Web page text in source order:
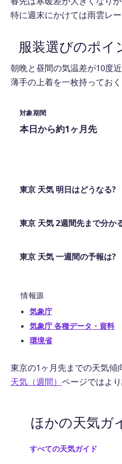
特に週末にかけては雨雲レ
服装選びのポイ
朝晩と昼間の気温差が10度
薄手の上着を一枚持っておく
対象期間
本日から約1ヶ月先
東京 天気 明日はどうなる?
東京 天気 2週間先まで分か
東京 天気 一週間の予報は?
情報源
気象庁
気象庁 各種データ・資料
環境省
東京の1ヶ月先までの天気傾
天気（週間） ページではよ
ほかの天気ガ
すべての天気ガイド